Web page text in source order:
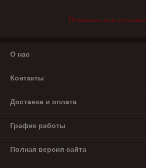
Показать все отзывы
О нас
Контакты
Доставка и оплата
График работы
Полная версия сайта